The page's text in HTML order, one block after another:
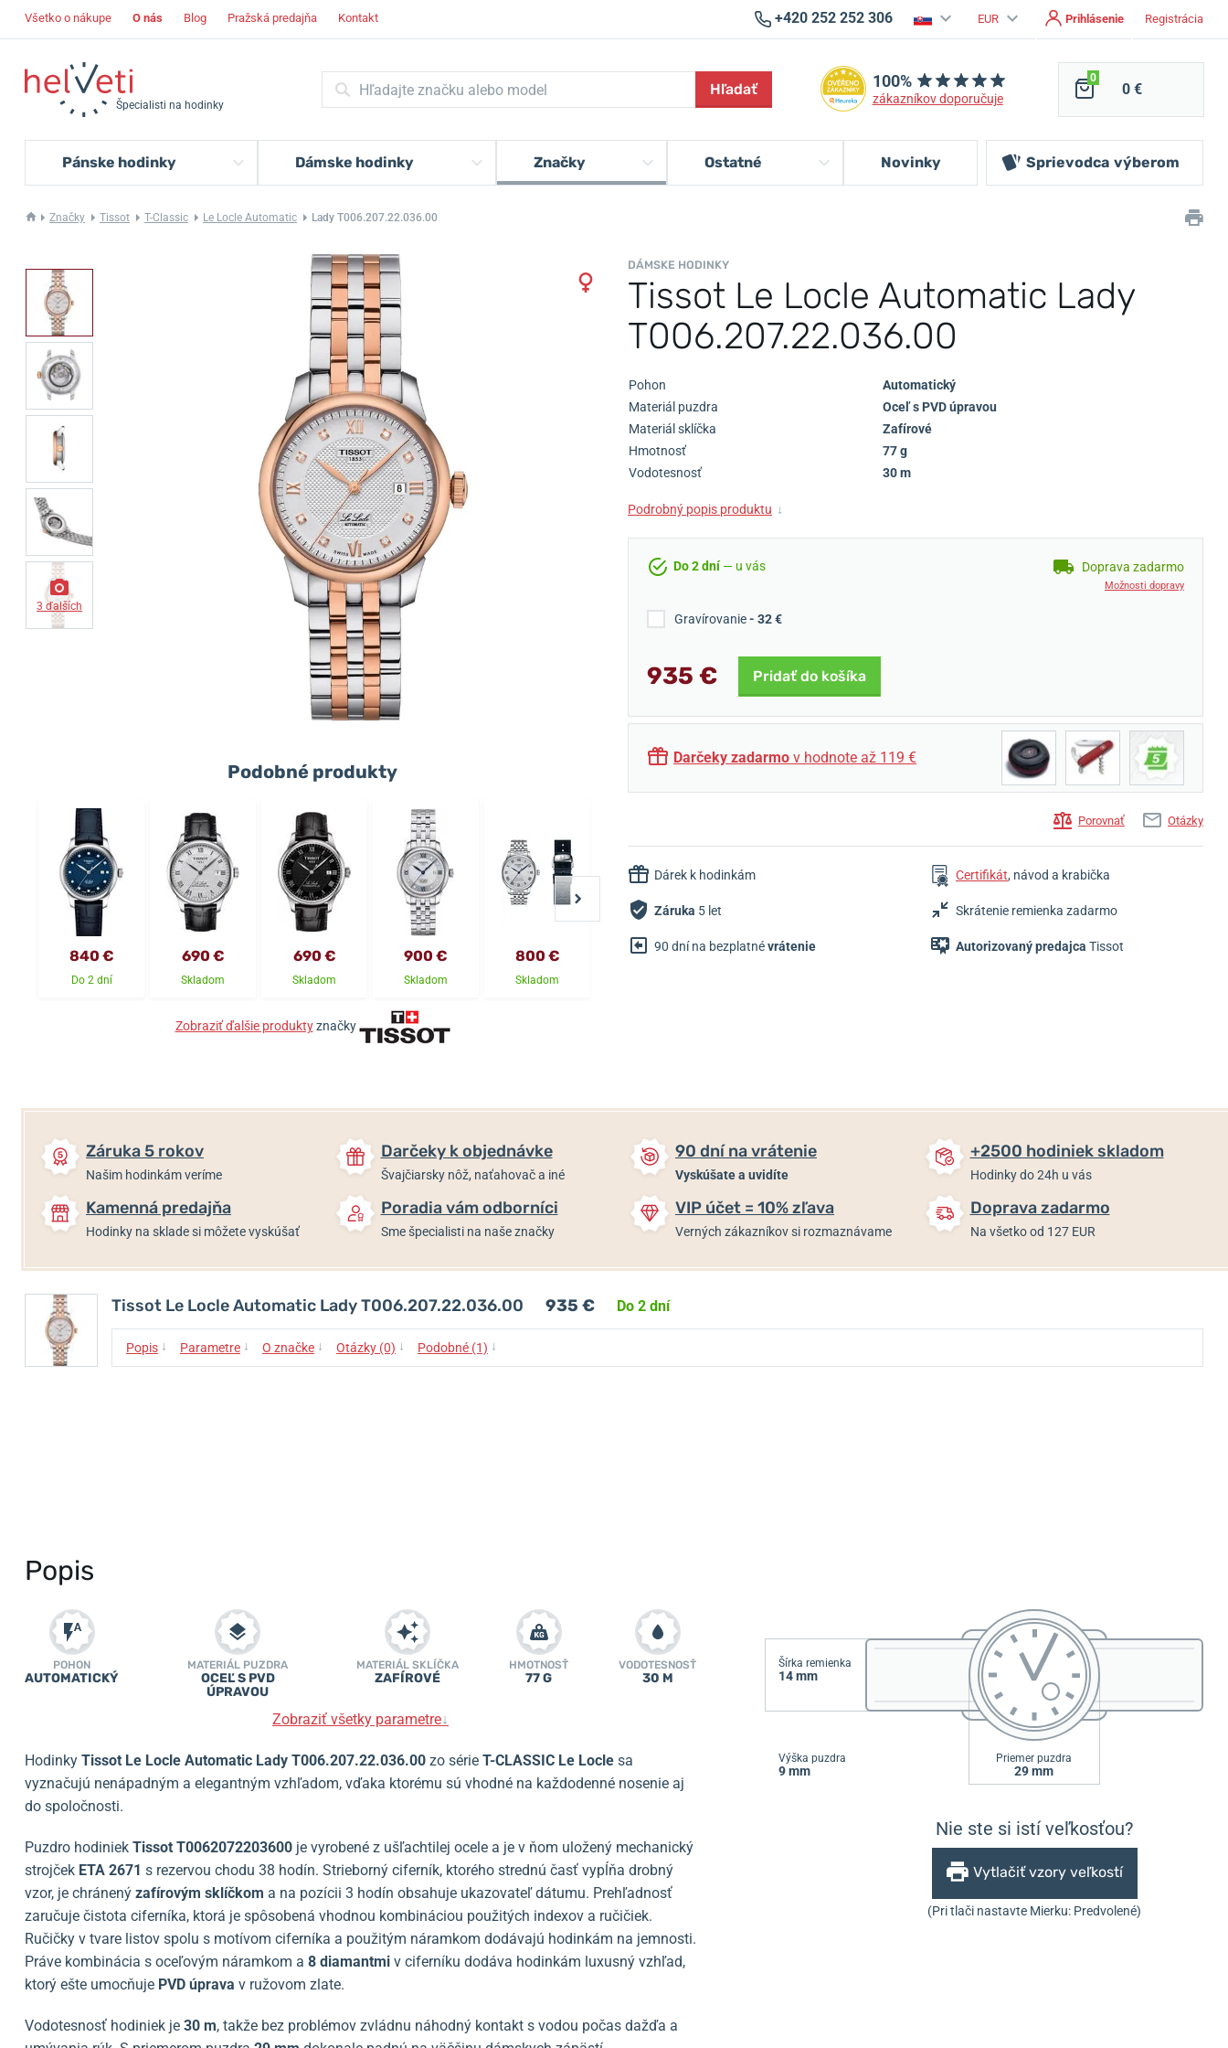
Všetko o nákupe O nás Blog Pražská predajňa Kontakt +420 252 252 306 EUR Prihlásenie Registrácia
Špecialisti na hodinky
Hľadať 100%
zákazníkov doporučuje
0
0 €
Pánske hodinky Dámske hodinky Značky Ostatné Novinky Sprievodca výberom
Značky Tissot T-Classic Le Locle Automatic Lady T006.207.22.036.00
DÁMSKE HODINKY
Tissot Le Locle Automatic Lady
T006.207.22.036.00
3 ďalších
Pohon
Automatický
Materiál puzdra
Oceľ s PVD úpravou
Materiál sklíčka
Zafírové
Hmotnosť
77 g
Vodotesnosť
30 m
Podrobný popis produktu ↓
Do 2 dní— u vás Doprava zadarmo
Možnosti dopravy
Gravírovanie- 32 €
935 € Pridať do košíka
Darčeky zadarmo v hodnote až 119 €
Porovnať Otázky
Dárek k hodinkám Certifikát, návod a krabička
Záruka 5 let Skrátenie remienka zadarmo
90 dní na bezplatnévrátenie Autorizovaný predajca Tissot
Podobné produkty
840 €
Do 2 dní
690 €
Skladom
690 €
Skladom
900 €
Skladom
800 €
Skladom
870 € 765 € 840 € 765 €
Zobraziť ďalšie produktyznačky
Záruka 5 rokov
Našim hodinkám veríme
Darčeky k objednávke
Švajčiarsky nôž, naťahovač a iné
90 dní na vrátenie
Vyskúšate a uvidíte
+2500 hodiniek skladom
Hodinky do 24h u vás
Kamenná predajňa
Hodinky na sklade si môžete vyskúšať
Poradia vám odborníci
Sme špecialisti na naše značky
VIP účet = 10% zľava
Verných zákazníkov si rozmaznávame
Doprava zadarmo
Na všetko od 127 EUR
Tissot Le Locle Automatic Lady T006.207.22.036.00 935 € Do 2 dní
Popis ↓ Parametre ↓ O značke ↓ Otázky (0) ↓ Podobné (1) ↓
Popis
POHON
AUTOMATICKÝ
MATERIÁL PUZDRA
OCEĽ S PVD
ÚPRAVOU
MATERIÁL SKLÍČKA
ZAFÍROVÉ
HMOTNOSŤ
77 G
VODOTESNOSŤ
30 M
Zobraziť všetky parametre↓
Hodinky Tissot Le Locle Automatic Lady T006.207.22.036.00 zo série T-CLASSIC Le Locle sa
vyznačujú nenápadným a elegantným vzhľadom, vďaka ktorému sú vhodné na každodenné nosenie aj
do spoločnosti.
Puzdro hodiniek Tissot T0062072203600 je vyrobené z ušľachtilej ocele a je v ňom uložený mechanický
strojček ETA 2671 s rezervou chodu 38 hodín. Strieborný ciferník, ktorého strednú časť vypĺňa drobný
vzor, je chránený zafírovým sklíčkom a na pozícii 3 hodín obsahuje ukazovateľ dátumu. Prehľadnosť
zaručuje čistota ciferníka, ktorá je spôsobená vhodnou kombináciou použitých indexov a ručičiek.
Ručičky v tvare listov spolu s motívom ciferníka a použitým náramkom dodávajú hodinkám na jemnosti.
Práve kombinácia s oceľovým náramkom a 8 diamantmi v ciferníku dodáva hodinkám luxusný vzhľad,
ktorý ešte umocňuje PVD úprava v ružovom zlate.
Vodotesnosť hodiniek je 30 m, takže bez problémov zvládnu náhodný kontakt s vodou počas dažďa a
Šírka remienka
14 mm
Výška puzdra
9 mm
Priemer puzdra
29 mm
Nie ste si istí veľkosťou?
Vytlačiť vzory veľkostí
(Pri tlači nastavte Mierku: Predvolené)